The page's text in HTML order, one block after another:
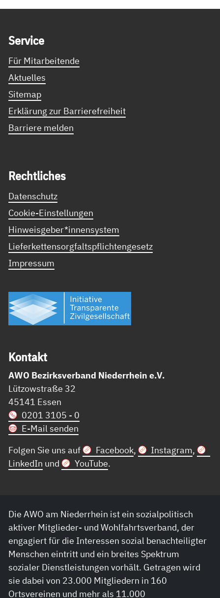
Ser­vice
Für Mitarbeitende
Aktuelles
Sitemap
Erklärung zur Barrierefreiheit
Barriere melden
Recht­li­ches
Datenschutz
Cookie-Einstellungen
Hinweisgeber*innensystem
Lieferkettensorgfaltspflichtengesetz
Impressum
Kon­takt
AWO Bezirksverband Niederrhein e.V.
Lützowstraße 32
45141 Essen
0201 3105 - 0
E-Mail senden
Folgen Sie uns auf
Facebook, Instagram,
LinkedIn und YouTube.
Die AWO am Niederrhein ist ein sozialpolitisch
aktiver Mitglieder- und Wohlfahrtsverband, der
engagiert für die Interessen sozial benachteiligter
Menschen eintritt und ein breites Spektrum
sozialer Dienstleistungen vorhält. Getragen wird
sie dabei von 23.000 Mitgliedern in 160
Ortsvereinen und mehr als 11.000